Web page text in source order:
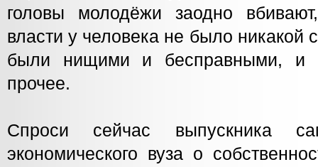
головы молодёжи заодно
власти у человека не было никакой
были нищими и бесправными, и
прочее.
Спроси сейчас выпускника
экономического вуза о